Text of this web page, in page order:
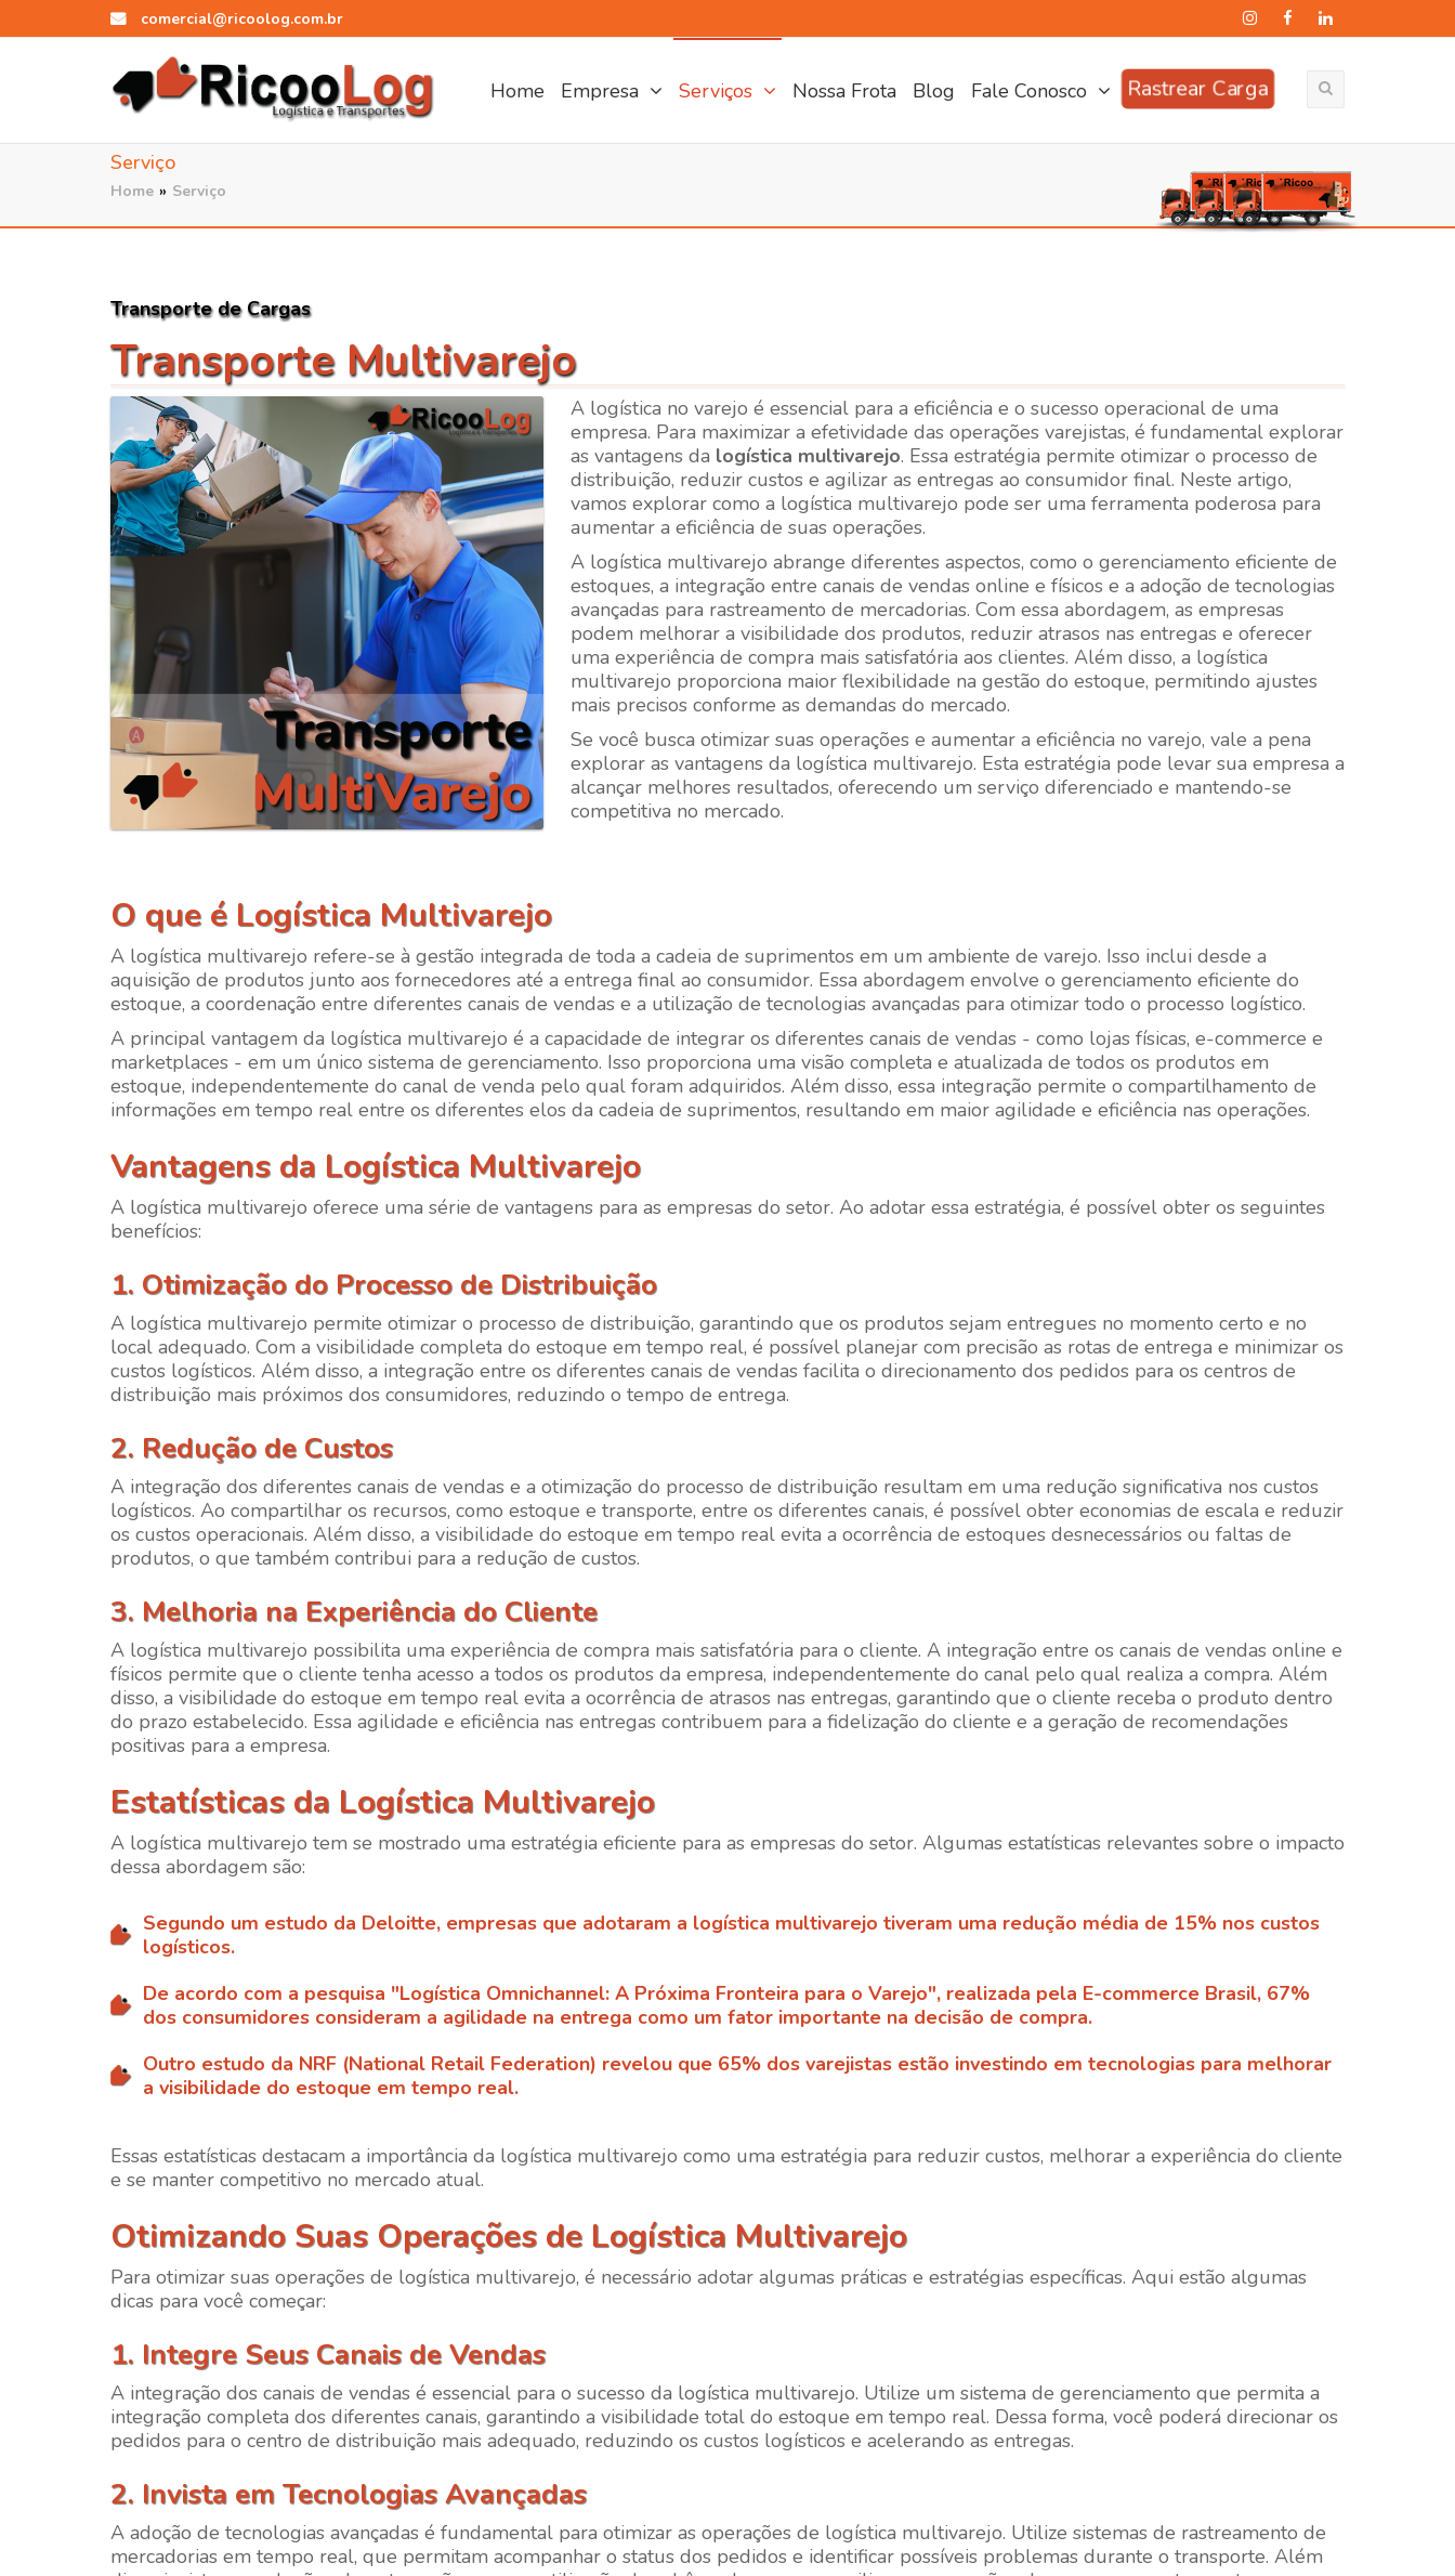
comercial@ricoolog.com.br
Home Empresa Serviços Nossa Frota Blog Fale Conosco Rastrear Carga
Serviço
Home » Serviço
Transporte de Cargas
Transporte Multivarejo
A logística no varejo é essencial para a eficiência e o sucesso operacional de uma
empresa. Para maximizar a efetividade das operações varejistas, é fundamental explorar
as vantagens da logística multivarejo. Essa estratégia permite otimizar o processo de
distribuição, reduzir custos e agilizar as entregas ao consumidor final. Neste artigo,
vamos explorar como a logística multivarejo pode ser uma ferramenta poderosa para
aumentar a eficiência de suas operações.
A logística multivarejo abrange diferentes aspectos, como o gerenciamento eficiente de
estoques, a integração entre canais de vendas online e físicos e a adoção de tecnologias
avançadas para rastreamento de mercadorias. Com essa abordagem, as empresas
podem melhorar a visibilidade dos produtos, reduzir atrasos nas entregas e oferecer
uma experiência de compra mais satisfatória aos clientes. Além disso, a logística
multivarejo proporciona maior flexibilidade na gestão do estoque, permitindo ajustes
mais precisos conforme as demandas do mercado.
Se você busca otimizar suas operações e aumentar a eficiência no varejo, vale a pena
explorar as vantagens da logística multivarejo. Esta estratégia pode levar sua empresa a
alcançar melhores resultados, oferecendo um serviço diferenciado e mantendo-se
competitiva no mercado.
O que é Logística Multivarejo
A logística multivarejo refere-se à gestão integrada de toda a cadeia de suprimentos em um ambiente de varejo. Isso inclui desde a
aquisição de produtos junto aos fornecedores até a entrega final ao consumidor. Essa abordagem envolve o gerenciamento eficiente do
estoque, a coordenação entre diferentes canais de vendas e a utilização de tecnologias avançadas para otimizar todo o processo logístico.
A principal vantagem da logística multivarejo é a capacidade de integrar os diferentes canais de vendas - como lojas físicas, e-commerce e
marketplaces - em um único sistema de gerenciamento. Isso proporciona uma visão completa e atualizada de todos os produtos em
estoque, independentemente do canal de venda pelo qual foram adquiridos. Além disso, essa integração permite o compartilhamento de
informações em tempo real entre os diferentes elos da cadeia de suprimentos, resultando em maior agilidade e eficiência nas operações.
Vantagens da Logística Multivarejo
A logística multivarejo oferece uma série de vantagens para as empresas do setor. Ao adotar essa estratégia, é possível obter os seguintes
benefícios:
1. Otimização do Processo de Distribuição
A logística multivarejo permite otimizar o processo de distribuição, garantindo que os produtos sejam entregues no momento certo e no
local adequado. Com a visibilidade completa do estoque em tempo real, é possível planejar com precisão as rotas de entrega e minimizar os
custos logísticos. Além disso, a integração entre os diferentes canais de vendas facilita o direcionamento dos pedidos para os centros de
distribuição mais próximos dos consumidores, reduzindo o tempo de entrega.
2. Redução de Custos
A integração dos diferentes canais de vendas e a otimização do processo de distribuição resultam em uma redução significativa nos custos
logísticos. Ao compartilhar os recursos, como estoque e transporte, entre os diferentes canais, é possível obter economias de escala e reduzir
os custos operacionais. Além disso, a visibilidade do estoque em tempo real evita a ocorrência de estoques desnecessários ou faltas de
produtos, o que também contribui para a redução de custos.
3. Melhoria na Experiência do Cliente
A logística multivarejo possibilita uma experiência de compra mais satisfatória para o cliente. A integração entre os canais de vendas online e
físicos permite que o cliente tenha acesso a todos os produtos da empresa, independentemente do canal pelo qual realiza a compra. Além
disso, a visibilidade do estoque em tempo real evita a ocorrência de atrasos nas entregas, garantindo que o cliente receba o produto dentro
do prazo estabelecido. Essa agilidade e eficiência nas entregas contribuem para a fidelização do cliente e a geração de recomendações
positivas para a empresa.
Estatísticas da Logística Multivarejo
A logística multivarejo tem se mostrado uma estratégia eficiente para as empresas do setor. Algumas estatísticas relevantes sobre o impacto
dessa abordagem são:
Segundo um estudo da Deloitte, empresas que adotaram a logística multivarejo tiveram uma redução média de 15% nos custos
logísticos.
De acordo com a pesquisa "Logística Omnichannel: A Próxima Fronteira para o Varejo", realizada pela E-commerce Brasil, 67%
dos consumidores consideram a agilidade na entrega como um fator importante na decisão de compra.
Outro estudo da NRF (National Retail Federation) revelou que 65% dos varejistas estão investindo em tecnologias para melhorar
a visibilidade do estoque em tempo real.
Essas estatísticas destacam a importância da logística multivarejo como uma estratégia para reduzir custos, melhorar a experiência do cliente
e se manter competitivo no mercado atual.
Otimizando Suas Operações de Logística Multivarejo
Para otimizar suas operações de logística multivarejo, é necessário adotar algumas práticas e estratégias específicas. Aqui estão algumas
dicas para você começar:
1. Integre Seus Canais de Vendas
A integração dos canais de vendas é essencial para o sucesso da logística multivarejo. Utilize um sistema de gerenciamento que permita a
integração completa dos diferentes canais, garantindo a visibilidade total do estoque em tempo real. Dessa forma, você poderá direcionar os
pedidos para o centro de distribuição mais adequado, reduzindo os custos logísticos e acelerando as entregas.
2. Invista em Tecnologias Avançadas
A adoção de tecnologias avançadas é fundamental para otimizar as operações de logística multivarejo. Utilize sistemas de rastreamento de
mercadorias em tempo real, que permitam acompanhar o status dos pedidos e identificar possíveis problemas durante o transporte. Além